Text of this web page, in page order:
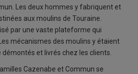
Les deux hommes y fabriquent et
aux moulins de Touraine.
par une vaste plateforme qui
mécanismes des moulins y étaient
et livrés chez les clients.
Cazenabe et Commun se